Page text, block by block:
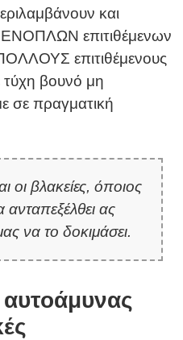
και
ΕΝΟΠΛΩΝ επιτιθέμενων
επιτιθέμενους
τύχη βουνό μη
σε πραγματική
οι βλακείες, όποιος
ανταπεξέλθει ας
να το δοκιμάσει.
αυτοάμυνας